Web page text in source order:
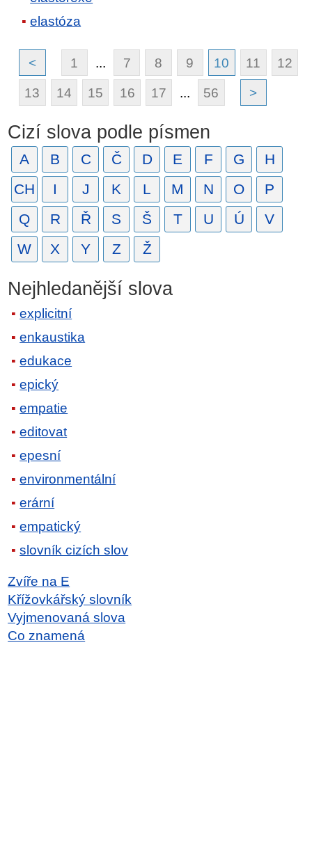
elastóza
< 1 ... 7 8 9 10 11 12
13 14 15 16 17 ... 56 >
Cizí slova podle písmen
A B C Č D E F G
H
CH
I J K L M N O
P
Q
R Ř S Š T U Ú
V
W
X Y Z Ž
Nejhledanější slova
explicitní
enkaustika
edukace
epický
empatie
editovat
epesní
environmentální
erární
empatický
slovník cizích slov
Zvíře na E
Křížovkářský slovník
Vyjmenovaná slova
Co znamená